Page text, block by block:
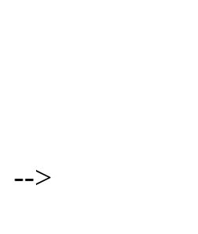
-->